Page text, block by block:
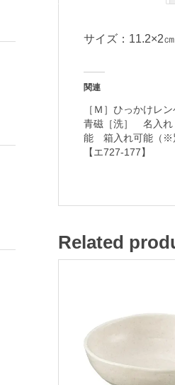
サイズ：11.2×2㎝
関連
［Ｍ］ひっかけレ
青磁［洗］ 名入れ
能 箱入れ可能（※
【エ727-177】
Related